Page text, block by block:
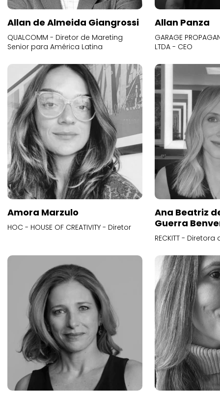
Allan de Almeida Giangrossi
QUALCOMM - Diretor de Mareting
Senior para América Latina
Allan Panza
GARAGE
LTDA - CEO
Amora Marzulo
HOC - HOUSE OF CREATIVITY - Diretor
Ana Beatriz
Guerra
RECKITT -